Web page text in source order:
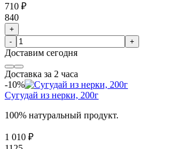
710 ₽
840
+
-
+
Доставим сегодня
Доставка за 2 часа
-10%
Сугудай из нерки, 200г
100% натуральный продукт.
1 010 ₽